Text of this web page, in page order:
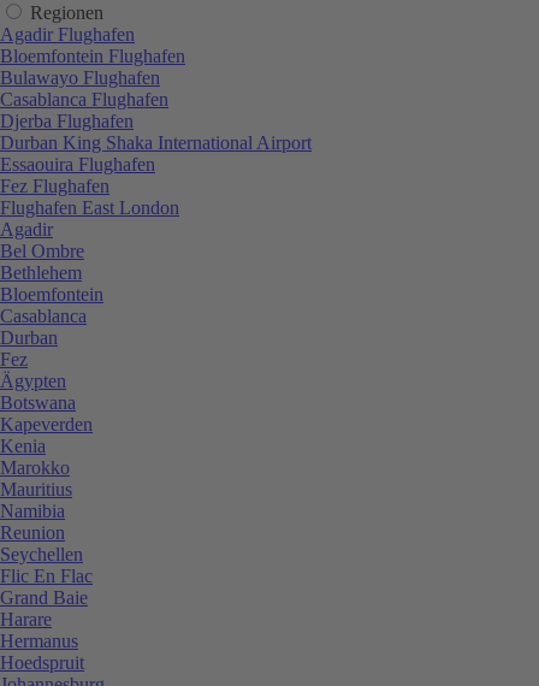
Regionen
Agadir Flughafen
Bloemfontein Flughafen
Bulawayo Flughafen
Casablanca Flughafen
Djerba Flughafen
Durban King Shaka International Airport
Essaouira Flughafen
Fez Flughafen
Flughafen East London
Agadir
Bel Ombre
Bethlehem
Bloemfontein
Casablanca
Durban
Fez
Ägypten
Botswana
Kapeverden
Kenia
Marokko
Mauritius
Namibia
Reunion
Seychellen
Flic En Flac
Grand Baie
Harare
Hermanus
Hoedspruit